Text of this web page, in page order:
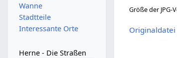
Größe der JPG-
Originaldatei
Wanne
Stadtteile
Interessante Orte
Herne - Die Straßen